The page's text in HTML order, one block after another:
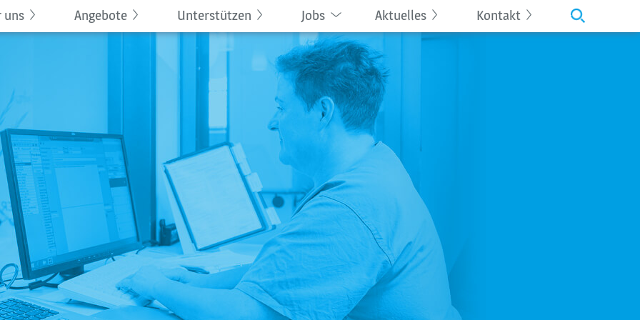
uns Angebote Unterstützen Jobs Aktuelles Kontakt